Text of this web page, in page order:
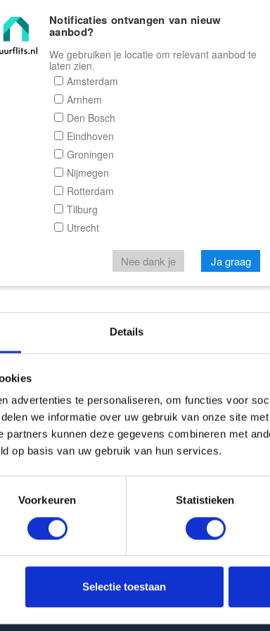
Details
advertenties te personaliseren, om functies voor
we informatie over uw gebruik van onze site
partners kunnen deze gegevens combineren met
op basis van uw gebruik van hun services.
Voorkeuren Statistieken
Selectie toestaan
Home Zoeken
helaas
Pagina niet gevonden
Terug naar woningoverzicht
Notificaties ontvangen van nieuw
aanbod?
We gebruiken je locatie om relevant aanbod te
laten zien.
Amsterdam
Arnhem
Den Bosch
Eindhoven
Groningen
Nijmegen
Rotterdam
Tilburg
Utrecht
Nee dank je Ja graag